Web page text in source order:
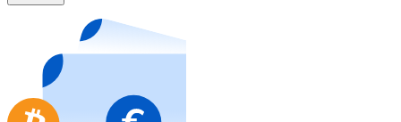
Compra tarjetas regalo de tus marcas favoritas con
Ir a la tienda de tarjetas regalo